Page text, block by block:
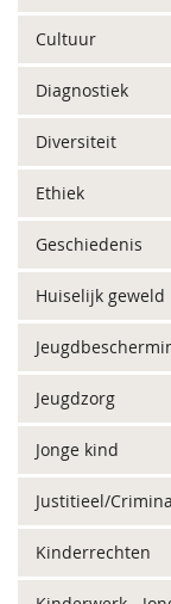
Cultuur
Diagnostiek
Diversiteit
Ethiek
Geschiedenis
Huiselijk geweld
Jeugdzorg
Jonge kind
Justitieel/
Kinderrechten